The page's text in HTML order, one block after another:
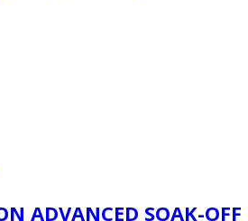
ADVANCED SOAK-